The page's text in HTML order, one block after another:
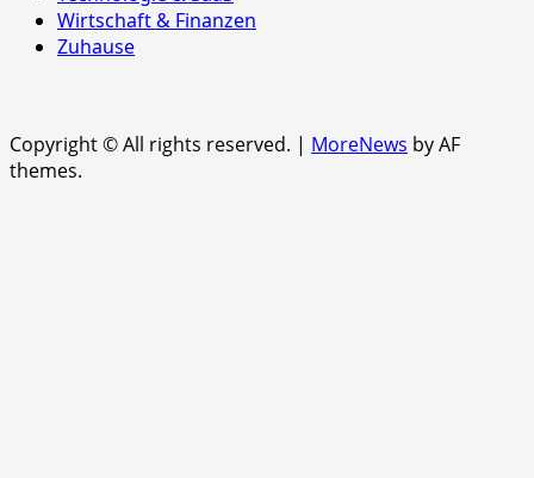
Wirtschaft & Finanzen
Zuhause
Copyright © All rights reserved. | MoreNews by AF
themes.